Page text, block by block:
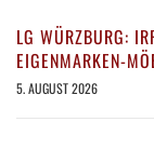
LG WÜRZBURG:
EIGENMARKEN-
5. AUGUST 2026